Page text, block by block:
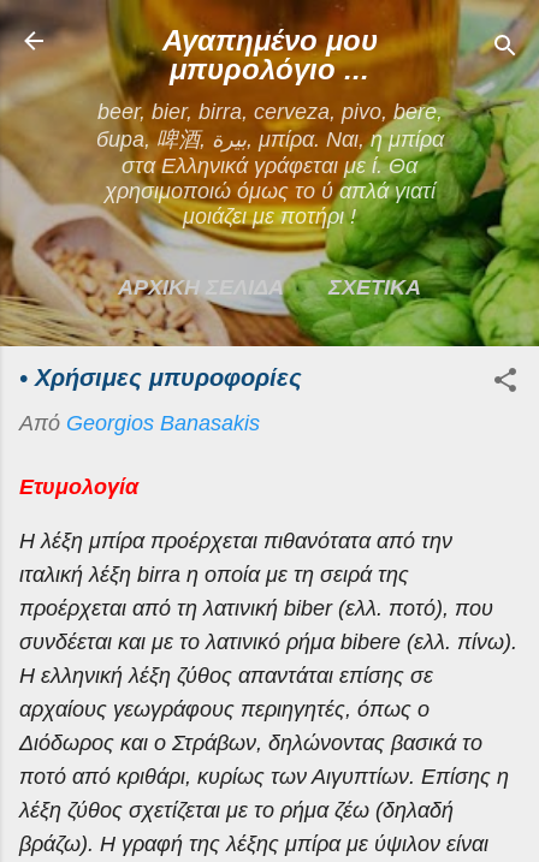
Μετάβαση στο κύριο περιεχόμενο
Αγαπημένο μου
μπυρολόγιο ...
beer, bier, birra, cerveza, pivo, bere,
бира, 啤酒, بيرة, μπίρα. Ναι, η μπίρα
στα Ελληνικά γράφεται με ί. Θα
χρησιμοποιώ όμως το ύ απλά γιατί
μοιάζει με ποτήρι !
ΑΡΧΙΚΗ ΣΕΛΙΔΑ ΣΧΕΤΙΚΑ
ΕΠΙΚΟΙΝΩΝΙΑ
ΠΕΡΙΣΣΌΤΕΡΑ…
• Χρήσιμες μπυροφορίες
Από Georgios Banasakis
Ετυμολογία
Η λέξη μπίρα προέρχεται πιθανότατα από την
ιταλική λέξη birra η οποία με τη σειρά της
προέρχεται από τη λατινική biber (ελλ. ποτό), που
συνδέεται και με το λατινικό ρήμα bibere (ελλ. πίνω).
Η ελληνική λέξη ζύθος απαντάται επίσης σε
αρχαίους γεωγράφους περιηγητές, όπως ο
Διόδωρος και ο Στράβων, δηλώνοντας βασικά το
ποτό από κριθάρι, κυρίως των Αιγυπτίων. Επίσης η
λέξη ζύθος σχετίζεται με το ρήμα ζέω (δηλαδή
βράζω). Η γραφή της λέξης μπίρα με ύψιλον είναι